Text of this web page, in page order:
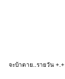
จะบ้าตาย..รายวัน +.+